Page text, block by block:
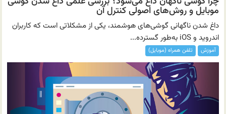
موبایل و روش‌های اصولی کنترل آن
داغ شدن ناگهانی گوشی‌های هوشمند، یکی از مشکلاتی است که کاربران
اندروید و iOS به‌طور گسترده...
آموزش تلفن همراه (موبایل)